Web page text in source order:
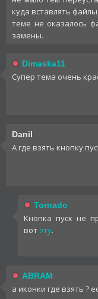
куда вставлять
теме не оказалось
замены.
Dimaska11
Супер тема очень
Danil
А где взять кнопку
Tornado
Кнопка пуск не
вот эту.
ABRAM
а иконки где взять ?